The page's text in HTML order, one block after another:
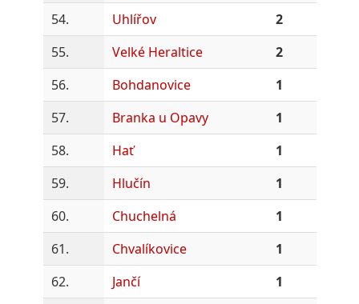
54.
Uhlířov
2
55.
Velké Heraltice
2
56.
Bohdanovice
1
57.
Branka u Opavy
1
58.
Hať
1
59.
Hlučín
1
60.
Chuchelná
1
61.
Chvalíkovice
1
62.
Jančí
1